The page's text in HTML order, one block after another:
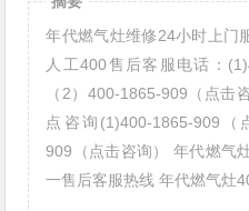
年代燃气灶维修24小时上门
人工400售后客服电话：
（2）400-1865-909（点击
点咨询(1)400-1865-909
909（点击咨询） 年代燃气
一售后客服热线 年代燃气灶